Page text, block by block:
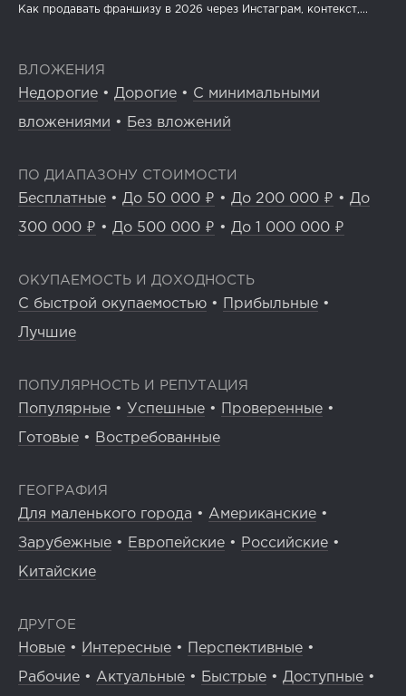
Как продавать франшизу в 2026 через Инстаграм, контекст,...
ВЛОЖЕНИЯ
Недорогие • Дорогие • С минимальными
вложениями • Без вложений
ПО ДИАПАЗОНУ СТОИМОСТИ
Бесплатные • До 50 000 ₽ • До 200 000 ₽ • До
300 000 ₽ • До 500 000 ₽ • До 1 000 000 ₽
ОКУПАЕМОСТЬ И ДОХОДНОСТЬ
С быстрой окупаемостью • Прибыльные •
Лучшие
ПОПУЛЯРНОСТЬ И РЕПУТАЦИЯ
Популярные • Успешные • Проверенные •
Готовые • Востребованные
ГЕОГРАФИЯ
Для маленького города • Американские •
Зарубежные • Европейские • Российские •
Китайские
ДРУГОЕ
Новые • Интересные • Перспективные •
Рабочие • Актуальные • Быстрые • Доступные •